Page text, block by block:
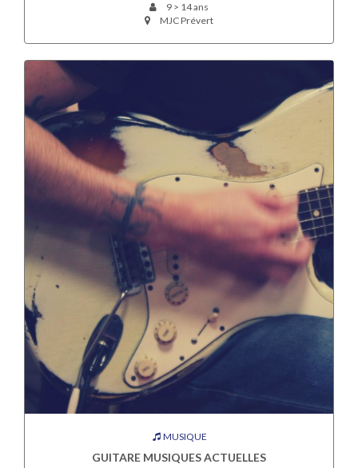
9 > 14 ans
MJC Prévert
MUSIQUE
GUITARE MUSIQUES ACTUELLES